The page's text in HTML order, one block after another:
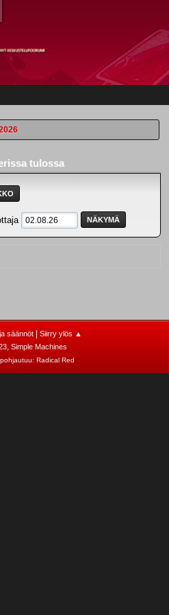
tulossa
säännöt|
Siirry ylös ▲
, Simple Machines
Radical Red